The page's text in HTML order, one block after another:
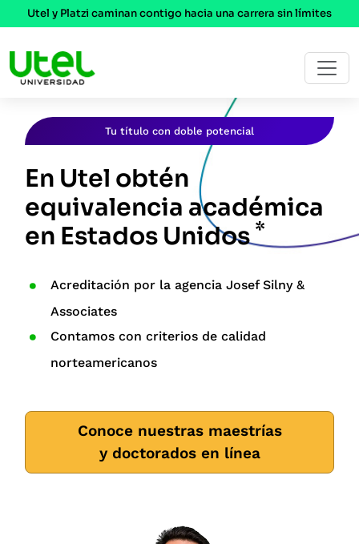
Utel y Platzi caminan contigo hacia una carrera sin límites
Tu título con doble potencial
En Utel obtén
equivalencia académica
en Estados Unidos*
Acreditación por la agencia Josef Silny &
Associates
Contamos con criterios de calidad
norteamericanos
Conoce nuestras maestrías
y doctorados en línea